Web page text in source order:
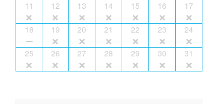
11 12 13 14 15 16 17
18 19 20 21 22 23 24
25 26 27 28 29 30 31